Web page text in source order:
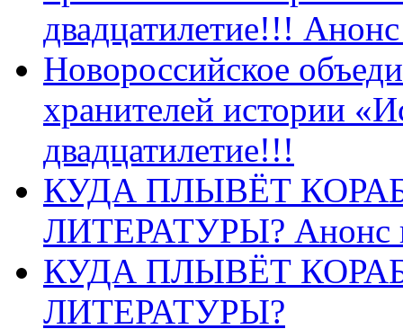
двадцатилетие!!!
Новороссийское
хранителей истории
двадцатилетие!!!
КУДА ПЛЫВЁТ
ЛИТЕРАТУРЫ? Анонс
КУДА ПЛЫВЁТ
ЛИТЕРАТУРЫ?